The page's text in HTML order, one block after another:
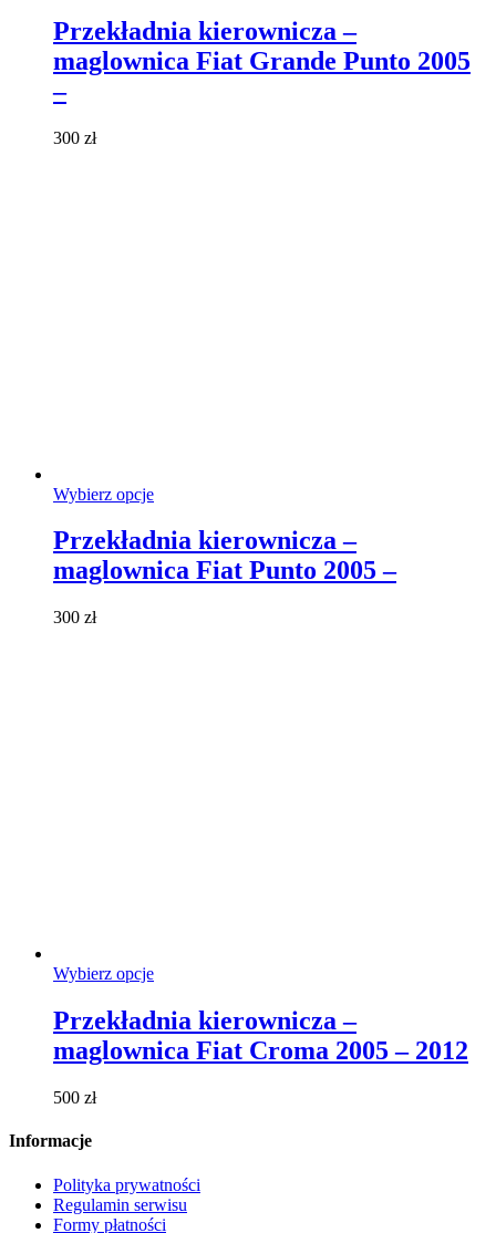
ma
wiele
wariantów.
Przekładnia kierownicza –
maglownica Fiat Grande Punto 2005
–
300 zł
Wybierz opcjeTen
ma
wiele
wariantów.
Przekładnia kierownicza –
maglownica Fiat Punto 2005 –
300 zł
Wybierz opcjeTen
ma
wiele
wariantów.
Przekładnia kierownicza –
maglownica Fiat Croma 2005 – 2012
500 zł
Informacje
Polityka prywatności
Regulamin serwisu
Formy płatności